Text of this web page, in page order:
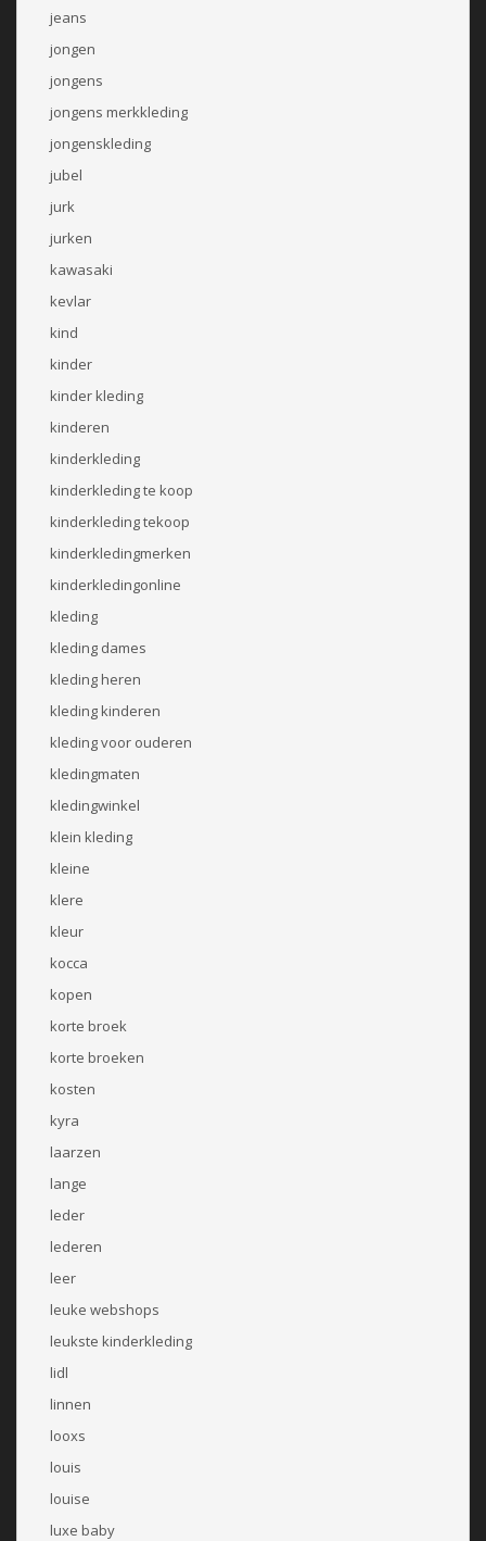
jeans
jongen
jongens
jongens merkkleding
jongenskleding
jubel
jurk
jurken
kawasaki
kevlar
kind
kinder
kinder kleding
kinderen
kinderkleding
kinderkleding te koop
kinderkleding tekoop
kinderkledingmerken
kinderkledingonline
kleding
kleding dames
kleding heren
kleding kinderen
kleding voor ouderen
kledingmaten
kledingwinkel
klein kleding
kleine
klere
kleur
kocca
kopen
korte broek
korte broeken
kosten
kyra
laarzen
lange
leder
lederen
leer
leuke webshops
leukste kinderkleding
lidl
linnen
looxs
louis
louise
luxe baby